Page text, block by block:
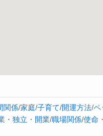
関係/家庭/子育て/開運方法/ペ
・ 独立 ・ 開業/職場関係/使命 ・